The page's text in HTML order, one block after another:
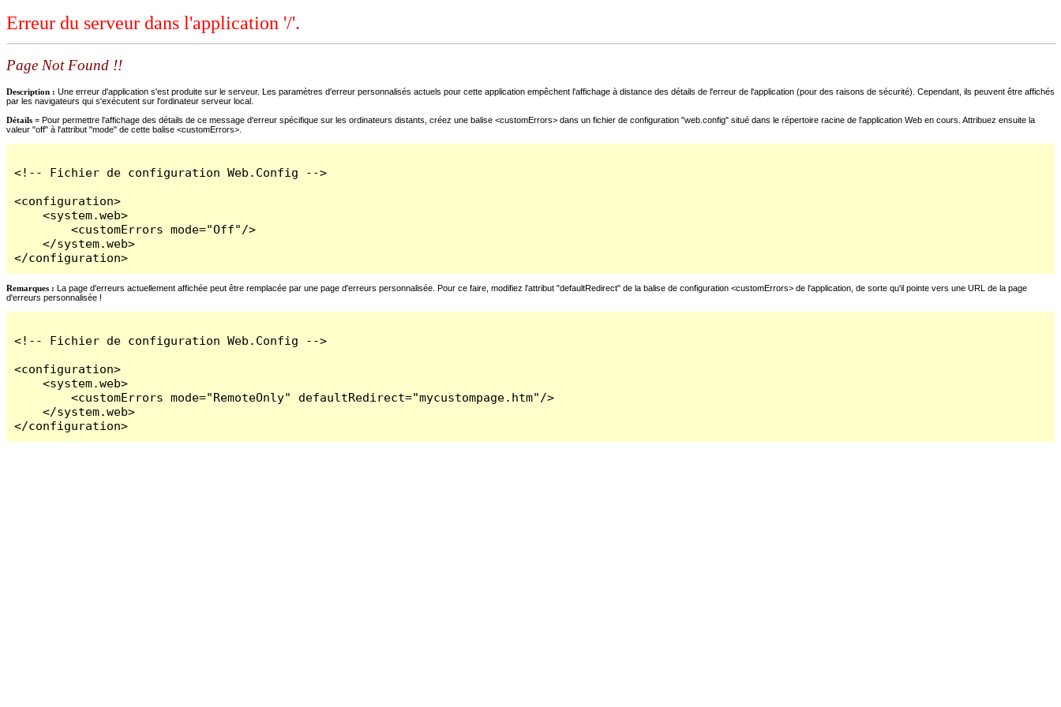
Erreur du serveur dans l'application '/'.
Page Not Found !!
Description : Une erreur d'application s'est produite sur le serveur. Les paramètres d'erreur personnalisés actuels pour cette application empêchent l'affichage à distance des détails de l'erreur de l'application (pour des raisons de sécurité). Cependant, ils peuvent être affichés
par les navigateurs qui s'exécutent sur l'ordinateur serveur local.
Détails = Pour permettre l'affichage des détails de ce message d'erreur spécifique sur les ordinateurs distants, créez une balise <customErrors> dans un fichier de configuration "web.config" situé dans le répertoire racine de l'application Web en cours. Attribuez ensuite la
valeur "off" à l'attribut "mode" de cette balise <customErrors>.
<!-- Fichier de configuration Web.Config -->
<configuration>
    <system.web>
        <customErrors mode="Off"/>
    </system.web>
</configuration>
Remarques : La page d'erreurs actuellement affichée peut être remplacée par une page d'erreurs personnalisée. Pour ce faire, modifiez l'attribut "defaultRedirect" de la balise de configuration <customErrors> de l'application, de sorte qu'il pointe vers une URL de la page
d'erreurs personnalisée !
<!-- Fichier de configuration Web.Config -->
<configuration>
    <system.web>
        <customErrors mode="RemoteOnly" defaultRedirect="mycustompage.htm"/>
    </system.web>
</configuration>